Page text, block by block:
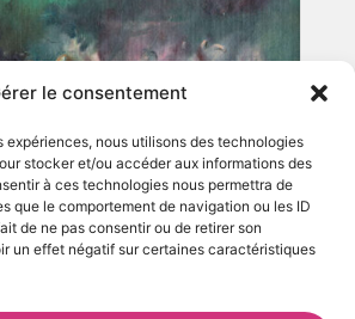
le consentement
expériences, nous utilisons des technologies
stocker et/ou accéder aux informations des
à ces technologies nous permettra de
que le comportement de navigation ou les ID
de ne pas consentir ou de retirer son
un effet négatif sur certaines caractéristiques